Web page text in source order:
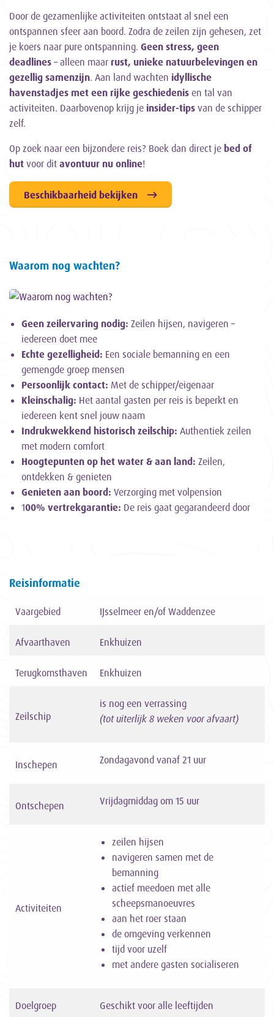
Door de gezamenlijke activiteiten ontstaat al snel een
ontspannen sfeer aan boord. Zodra de zeilen zijn gehesen, zet
je koers naar pure ontspanning. Geen stress, geen
deadlines – alleen maar rust, unieke natuurbelevingen en
gezellig samenzijn. Aan land wachten idyllische
havenstadjes met een rijke geschiedenis en tal van
activiteiten. Daarbovenop krijg je insider-tips van de schipper
zelf.
Op zoek naar een bijzondere reis? Boek dan direct je bed of
hut voor dit avontuur nu online!
Beschikbaarheid bekijken
Waarom nog wachten?
Geen zeilervaring nodig: Zeilen hijsen, navigeren –
iedereen doet mee
Echte gezelligheid: Een sociale bemanning en een
gemengde groep mensen
Persoonlijk contact: Met de schipper/eigenaar
Kleinschalig: Het aantal gasten per reis is beperkt en
iedereen kent snel jouw naam
Indrukwekkend historisch zeilschip: Authentiek zeilen
met modern comfort
Hoogtepunten op het water & aan land: Zeilen,
ontdekken & genieten
Genieten aan boord: Verzorging met volpension
100% vertrekgarantie: De reis gaat gegarandeerd door
Reisinformatie
Vaargebied IJsselmeer en/of Waddenzee
Afvaarthaven Enkhuizen
Terugkomsthaven Enkhuizen
Zeilschip
is nog een verrassing
(tot uiterlijk 8 weken voor afvaart)
Inschepen Zondagavond vanaf 21 uur
Ontschepen Vrijdagmiddag om 15 uur
Activiteiten
zeilen hijsen
navigeren samen met de
bemanning
actief meedoen met alle
scheepsmanoeuvres
aan het roer staan
de omgeving verkennen
tijd voor uzelf
met andere gasten socialiseren
Doelgroep Geschikt voor alle leeftijden